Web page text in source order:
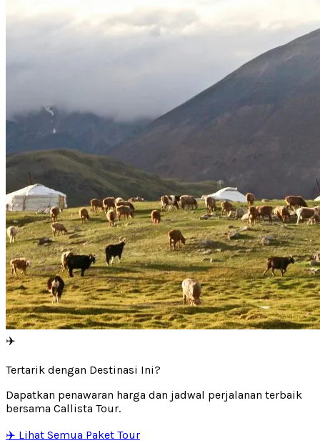
✈️
Tertarik dengan Destinasi Ini?
Dapatkan penawaran harga dan jadwal perjalanan terbaik
bersama Callista Tour.
✈️ Lihat Semua Paket Tour